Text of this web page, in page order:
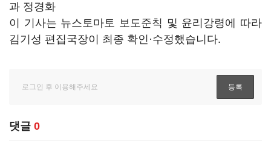
과 정경화
이 기사는 뉴스토마토 보도준칙 및 윤리강령에 따라
김기성 편집국장이 최종 확인·수정했습니다.
댓글 0